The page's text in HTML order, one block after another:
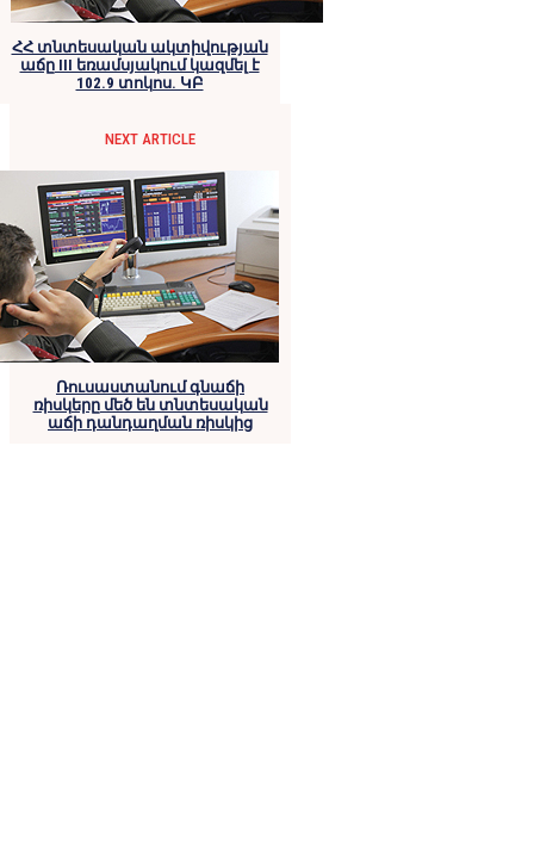
ՀՀ տնտեսական ակտիվության
աճը III եռամսյակում կազմել է
102.9 տոկոս. ԿԲ
NEXT ARTICLE
Ռուսաստանում գնաճի
ռիսկերը մեծ են տնտեսական
աճի դանդաղման ռիսկից